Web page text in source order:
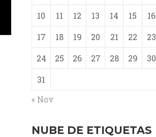
10
11 12 13 14 15
16
17
18 19 20 21 22
23
24
25 26 27 28 29
30
31
« Nov
NUBE DE ETIQUETAS